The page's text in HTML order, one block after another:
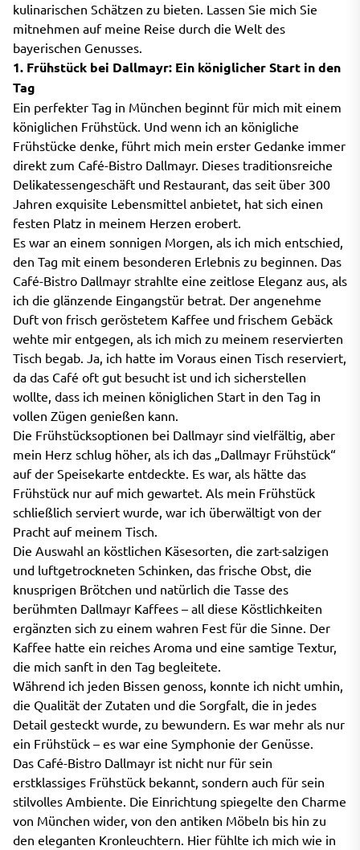
kulinarischen Schätzen zu bieten. Lassen Sie mich Sie
mitnehmen auf meine Reise durch die Welt des
bayerischen Genusses.
1. Frühstück bei Dallmayr: Ein königlicher Start in den
Tag
Ein perfekter Tag in München beginnt für mich mit einem
königlichen Frühstück. Und wenn ich an königliche
Frühstücke denke, führt mich mein erster Gedanke immer
direkt zum Café-Bistro Dallmayr. Dieses traditionsreiche
Delikatessengeschäft und Restaurant, das seit über 300
Jahren exquisite Lebensmittel anbietet, hat sich einen
festen Platz in meinem Herzen erobert.
Es war an einem sonnigen Morgen, als ich mich entschied,
den Tag mit einem besonderen Erlebnis zu beginnen. Das
Café-Bistro Dallmayr strahlte eine zeitlose Eleganz aus, als
ich die glänzende Eingangstür betrat. Der angenehme
Duft von frisch geröstetem Kaffee und frischem Gebäck
wehte mir entgegen, als ich mich zu meinem reservierten
Tisch begab. Ja, ich hatte im Voraus einen Tisch reserviert,
da das Café oft gut besucht ist und ich sicherstellen
wollte, dass ich meinen königlichen Start in den Tag in
vollen Zügen genießen kann.
Die Frühstücksoptionen bei Dallmayr sind vielfältig, aber
mein Herz schlug höher, als ich das „Dallmayr Frühstück“
auf der Speisekarte entdeckte. Es war, als hätte das
Frühstück nur auf mich gewartet. Als mein Frühstück
schließlich serviert wurde, war ich überwältigt von der
Pracht auf meinem Tisch.
Die Auswahl an köstlichen Käsesorten, die zart-salzigen
und luftgetrockneten Schinken, das frische Obst, die
knusprigen Brötchen und natürlich die Tasse des
berühmten Dallmayr Kaffees – all diese Köstlichkeiten
ergänzten sich zu einem wahren Fest für die Sinne. Der
Kaffee hatte ein reiches Aroma und eine samtige Textur,
die mich sanft in den Tag begleitete.
Während ich jeden Bissen genoss, konnte ich nicht umhin,
die Qualität der Zutaten und die Sorgfalt, die in jedes
Detail gesteckt wurde, zu bewundern. Es war mehr als nur
ein Frühstück – es war eine Symphonie der Genüsse.
Das Café-Bistro Dallmayr ist nicht nur für sein
erstklassiges Frühstück bekannt, sondern auch für sein
stilvolles Ambiente. Die Einrichtung spiegelte den Charme
von München wider, von den antiken Möbeln bis hin zu
den eleganten Kronleuchtern. Hier fühlte ich mich wie in